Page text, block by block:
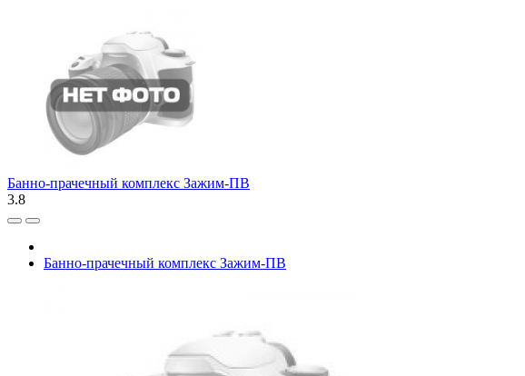
Банно-прачечный комплекс Зажим-ПВ
3.8
Банно-прачечный комплекс Зажим-ПВ